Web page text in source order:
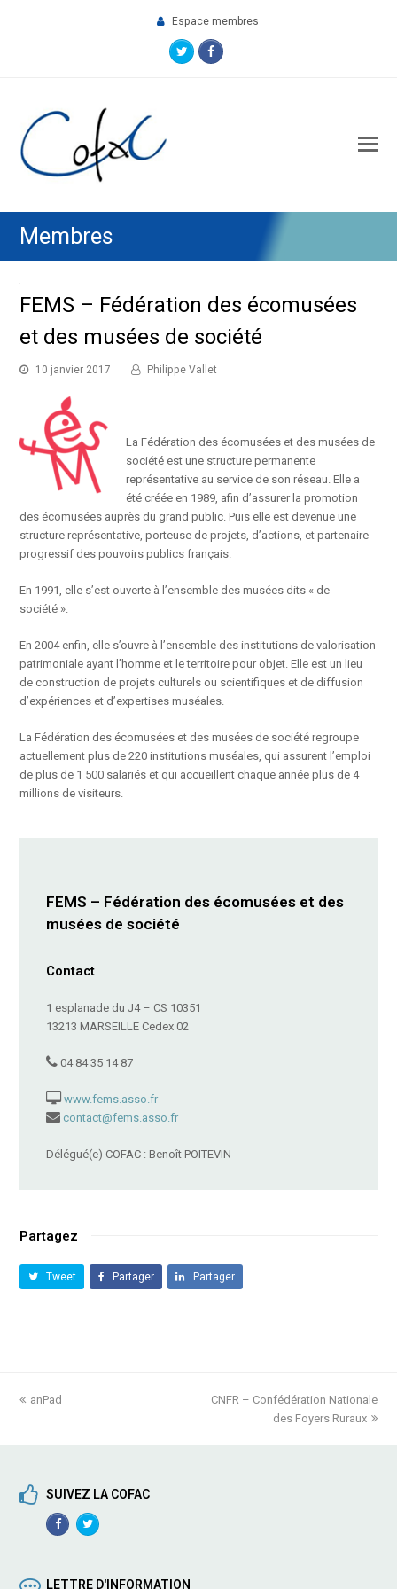
Espace membres
TwitterFacebook
Membres
FEMS – Fédération des écomusées
et des musées de société
10 janvier 2017 Philippe Vallet
La Fédération des écomusées et des musées de
société est une structure permanente
représentative au service de son réseau. Elle a
été créée en 1989, afin d’assurer la promotion
des écomusées auprès du grand public. Puis elle est devenue une
structure représentative, porteuse de projets, d’actions, et partenaire
progressif des pouvoirs publics français.
En 1991, elle s’est ouverte à l’ensemble des musées dits « de
société ».
En 2004 enfin, elle s’ouvre à l’ensemble des institutions de valorisation
patrimoniale ayant l’homme et le territoire pour objet. Elle est un lieu
de construction de projets culturels ou scientifiques et de diffusion
d’expériences et d’expertises muséales.
La Fédération des écomusées et des musées de société regroupe
actuellement plus de 220 institutions muséales, qui assurent l’emploi
de plus de 1 500 salariés et qui accueillent chaque année plus de 4
millions de visiteurs.
FEMS – Fédération des écomusées et des
musées de société
Contact
1 esplanade du J4 – CS 10351
13213 MARSEILLE Cedex 02
04 84 35 14 87
www.fems.asso.fr
contact@fems.asso.fr
Délégué(e) COFAC : Benoît POITEVIN
Partagez
Tweet Partager Partager
previous
anPad
next
CNFR – Confédération Nationale
des Foyers Ruraux
SUIVEZ LA COFAC
FacebookTwitterProfile
LETTRE D'INFORMATION